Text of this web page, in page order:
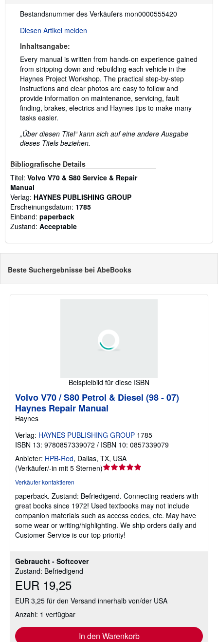
Beschreibung:
Bestandsnummer des Verkäufers mon0000555420
Diesen Artikel melden
Inhaltsangabe:
Every manual is written from hands-on experience gained
from stripping down and rebuilding each vehicle in the
Haynes Project Workshop. The practical step-by-step
instructions and clear photos are easy to follow and
provide information on maintenance, servicing, fault
finding, brakes, electrics and Haynes tips to make many
tasks easier.
„Über diesen Titel“ kann sich auf eine andere Ausgabe
dieses Titels beziehen.
Bibliografische Details
Titel: Volvo V70 & S80 Service & Repair
Manual
Verlag: HAYNES PUBLISHING GROUP
Erscheinungsdatum: 1785
Einband: paperback
Zustand: Acceptable
Beste Suchergebnisse bei AbeBooks
Beispielbild für diese ISBN
Gebraucht - Softcover
Zustand: Befriedigend
EUR 19,25
EUR 3,25 für den Versand innerhalb von/der USA
Anzahl: 1 verfügbar
In den Warenkorb
Volvo V70 / S80 Petrol & Diesel (98 - 07)
Haynes Repair Manual
Haynes
Verlag: HAYNES PUBLISHING GROUP 1785
ISBN 13: 9780857339072 / ISBN 10: 0857339079
Anbieter: HPB-Red, Dallas, TX, USA
(Verkäufer/-in mit 5 Sternen)Verkäuferbewertung
5
Sternen
Verkäufer kontaktieren
paperback. Zustand: Befriedigend. Connecting readers with
great books since 1972! Used textbooks may not include
companion materials such as access codes, etc. May have
some wear or writing/highlighting. We ship orders daily and
Customer Service is our top priority!